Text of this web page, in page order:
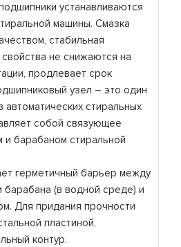
устанавливаются
машины. Смазка
стабильная
не снижаются на
продлевает срок
узел – это один
автоматических стиральных
собой связующее
барабаном стиральной
герметичный барьер между
(в водной среде) и
Для придания прочности
пластиной,
контур.